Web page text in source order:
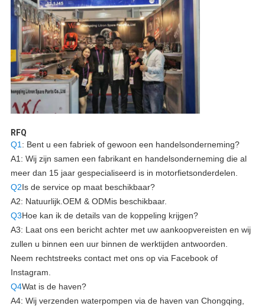
RFQ
Q1 : Bent u een fabriek of gewoon een handelsonderneming?
A1: Wij zijn samen een fabrikant en handelsonderneming die al
meer dan 15 jaar gespecialiseerd is in motorfietsonderdelen.
Q2Is de service op maat beschikbaar?
A2: Natuurlijk. OEM & ODMis beschikbaar.
Q3Hoe kan ik de details van de koppeling krijgen?
A3: Laat ons een bericht achter met uw aankoopvereisten en wij
zullen u binnen een uur binnen de werktijden antwoorden.
Neem rechtstreeks contact met ons op via Facebook of
Instagram.
Q4Wat is de haven?
A4: Wij verzenden waterpompen via de haven van Chongqing,